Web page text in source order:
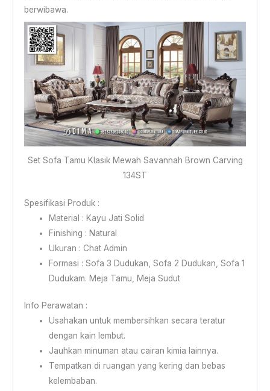
berwibawa.
Set Sofa Tamu Klasik Mewah Savannah Brown Carving
134ST
Spesifikasi Produk :
Material : Kayu Jati Solid
Finishing : Natural
Ukuran : Chat Admin
Formasi : Sofa 3 Dudukan, Sofa 2 Dudukan, Sofa 1
Dudukam. Meja Tamu, Meja Sudut
Info Perawatan :
Usahakan untuk membersihkan secara teratur
dengan kain lembut.
Jauhkan minuman atau cairan kimia lainnya.
Tempatkan di ruangan yang kering dan bebas
kelembaban.